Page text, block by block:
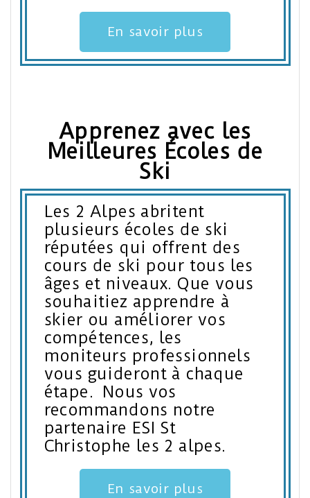
En savoir plus
Apprenez avec les
Meilleures Écoles de
Ski
Les 2 Alpes abritent
plusieurs écoles de ski
réputées qui offrent des
cours de ski pour tous les
âges et niveaux. Que vous
souhaitiez apprendre à
skier ou améliorer vos
compétences, les
moniteurs professionnels
vous guideront à chaque
étape. Nous vos
recommandons notre
partenaire ESI St
Christophe les 2 alpes.
En savoir plus